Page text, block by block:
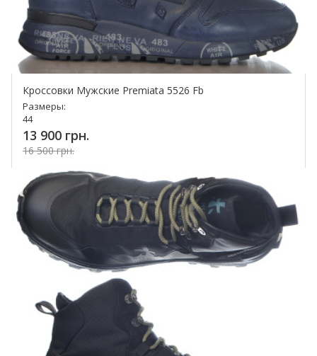
Кроссовки Мужские Premiata 5526 Fb
Размеры:
44
13 900 грн.
16 500 грн.
Купить!